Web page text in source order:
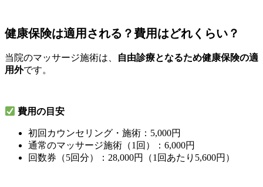
健康保険は適用される？費用はどれくらい？
当院のマッサージ施術は、
自由診療となるため健康保険の適
用外です。
費用の目安
初回カウンセリング・施術：5,000円
通常のマッサージ施術（1回）：6,000円
回数券（5回分）：28,000円（1回あたり5,600円）